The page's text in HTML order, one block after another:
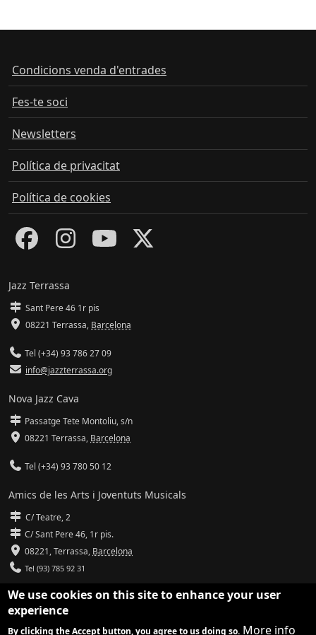
Condicions venda d'entrades
Fes-te soci
Newsletters
Política de privacitat
Política de cookies
Jazz Terrassa
Sant Pere 46 1r pis
08221 Terrassa, Barcelona
Tel (+34) 93 786 27 09
info@jazzterrassa.org
Nova Jazz Cava
Passatge Tete Montoliu, s/n
08221 Terrassa, Barcelona
Tel (+34) 93 780 50 12
Amics de les Arts i Joventuts Musicals
C/ Teatre, 2
C/ Sant Pere 46, 1r pis.
08221,Terrassa, Barcelona
Tel (93) 785 92 31
info@amicsdelesarts-jjmm.cat
www.amicsdelesarts-jjmm.cat
We use cookies on this site to enhance your user
experience
By clicking the Accept button, you agree to us doing so. More info